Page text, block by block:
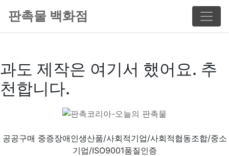
판촉물 백화점
과도 제작은 여기서 했어요. 추
천합니다.
공공구매 중증장애인생산품/사회적기업/사회적협동조합/중소
기업/ISO9001품질인증